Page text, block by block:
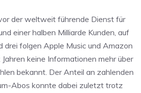
der weltweit führende Dienst für
einer halben Milliarde Kunden, auf
drei folgen Apple Music und Amazon
keine Informationen mehr über
bekannt. Der Anteil an zahlenden
Abos konnte dabei zuletzt trotz